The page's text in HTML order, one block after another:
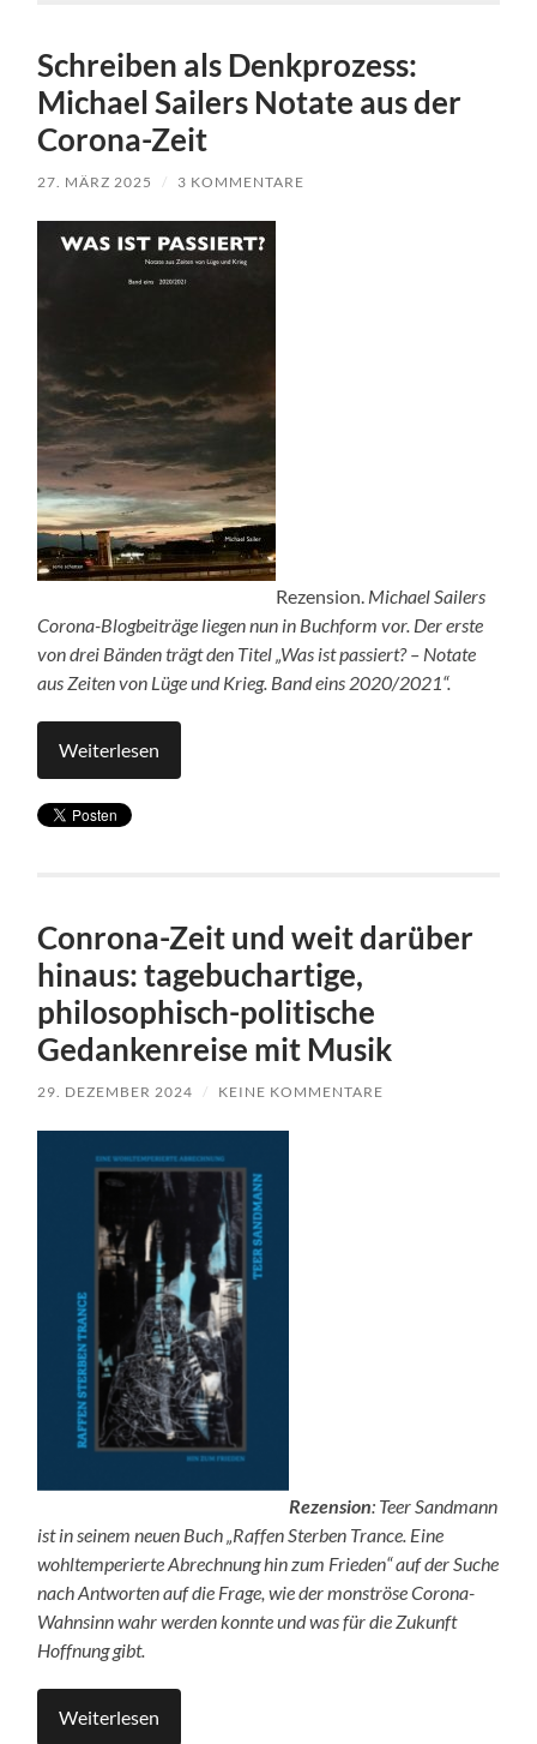
Schreiben als Denkprozess:
Michael Sailers Notate aus der
Corona-Zeit
27. MÄRZ 2025 / 3 KOMMENTARE
Rezension. Michael Sailers
Corona-Blogbeiträge liegen nun in Buchform vor. Der erste
von drei Bänden trägt den Titel „Was ist passiert? – Notate
aus Zeiten von Lüge und Krieg. Band eins 2020/2021“.
Weiterlesen
Conrona-Zeit und weit darüber
hinaus: tagebuchartige,
philosophisch-politische
Gedankenreise mit Musik
29. DEZEMBER 2024 / KEINE KOMMENTARE
Rezension: Teer Sandmann
ist in seinem neuen Buch „Raffen Sterben Trance. Eine
wohltemperierte Abrechnung hin zum Frieden“ auf der Suche
nach Antworten auf die Frage, wie der monströse Corona-
Wahnsinn wahr werden konnte und was für die Zukunft
Hoffnung gibt.
Weiterlesen